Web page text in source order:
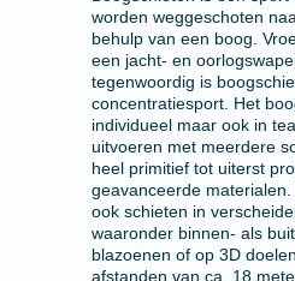
worden weggeschoten
behulp van een boog.
een jacht- en
tegenwoordig is
concentratiesport. Het
individueel maar ook in
uitvoeren met meerdere
heel primitief tot uiterst
geavanceerde
ook schieten in
waaronder binnen- als
blazoenen of op 3D
afstanden van ca. 18